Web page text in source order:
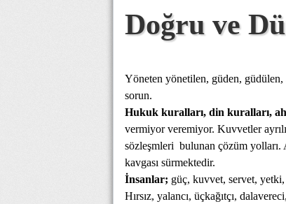
Doğru ve
Yöneten yönetilen, güden, güdülen,
sorun.
Hukuk kuralları, din kuralları,
vermiyor veremiyor. Kuvvetler
sözleşmleri bulunan çözüm yolları.
kavgası sürmektedir.
İnsanlar; güç, kuvvet, servet, yetki,
Hırsız, yalancı, üçkağıtçı,